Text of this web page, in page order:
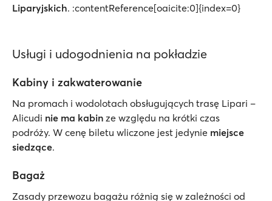
Liparyjskich. :contentReference[oaicite:0]{index=0}
Usługi i udogodnienia na pokładzie
Kabiny i zakwaterowanie
Na promach i wodolotach obsługujących trasę Lipari –
Alicudi nie ma kabin ze względu na krótki czas
podróży. W cenę biletu wliczone jest jedynie miejsce
siedzące.
Bagaż
Zasady przewozu bagażu różnią się w zależności od